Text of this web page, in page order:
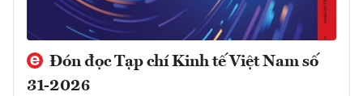
Đón đọc Tạp chí Kinh tế Việt Nam số
31-2026